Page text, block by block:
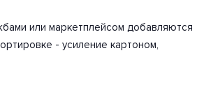
или маркетплейсом добавляются
- усиление картоном,